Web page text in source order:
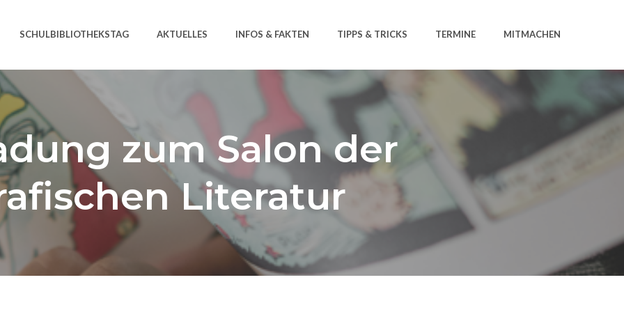
SCHULBIBLIOTHEKSTAG AKTUELLES INFOS & FAKTEN TIPPS & TRICKS TERMINE MITMACHEN
zum Salon der
Literatur